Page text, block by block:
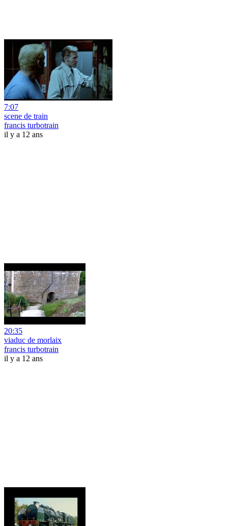
7:07
scene de train
francis turbotrain
il y a 12 ans
20:35
viaduc de morlaix
francis turbotrain
il y a 12 ans